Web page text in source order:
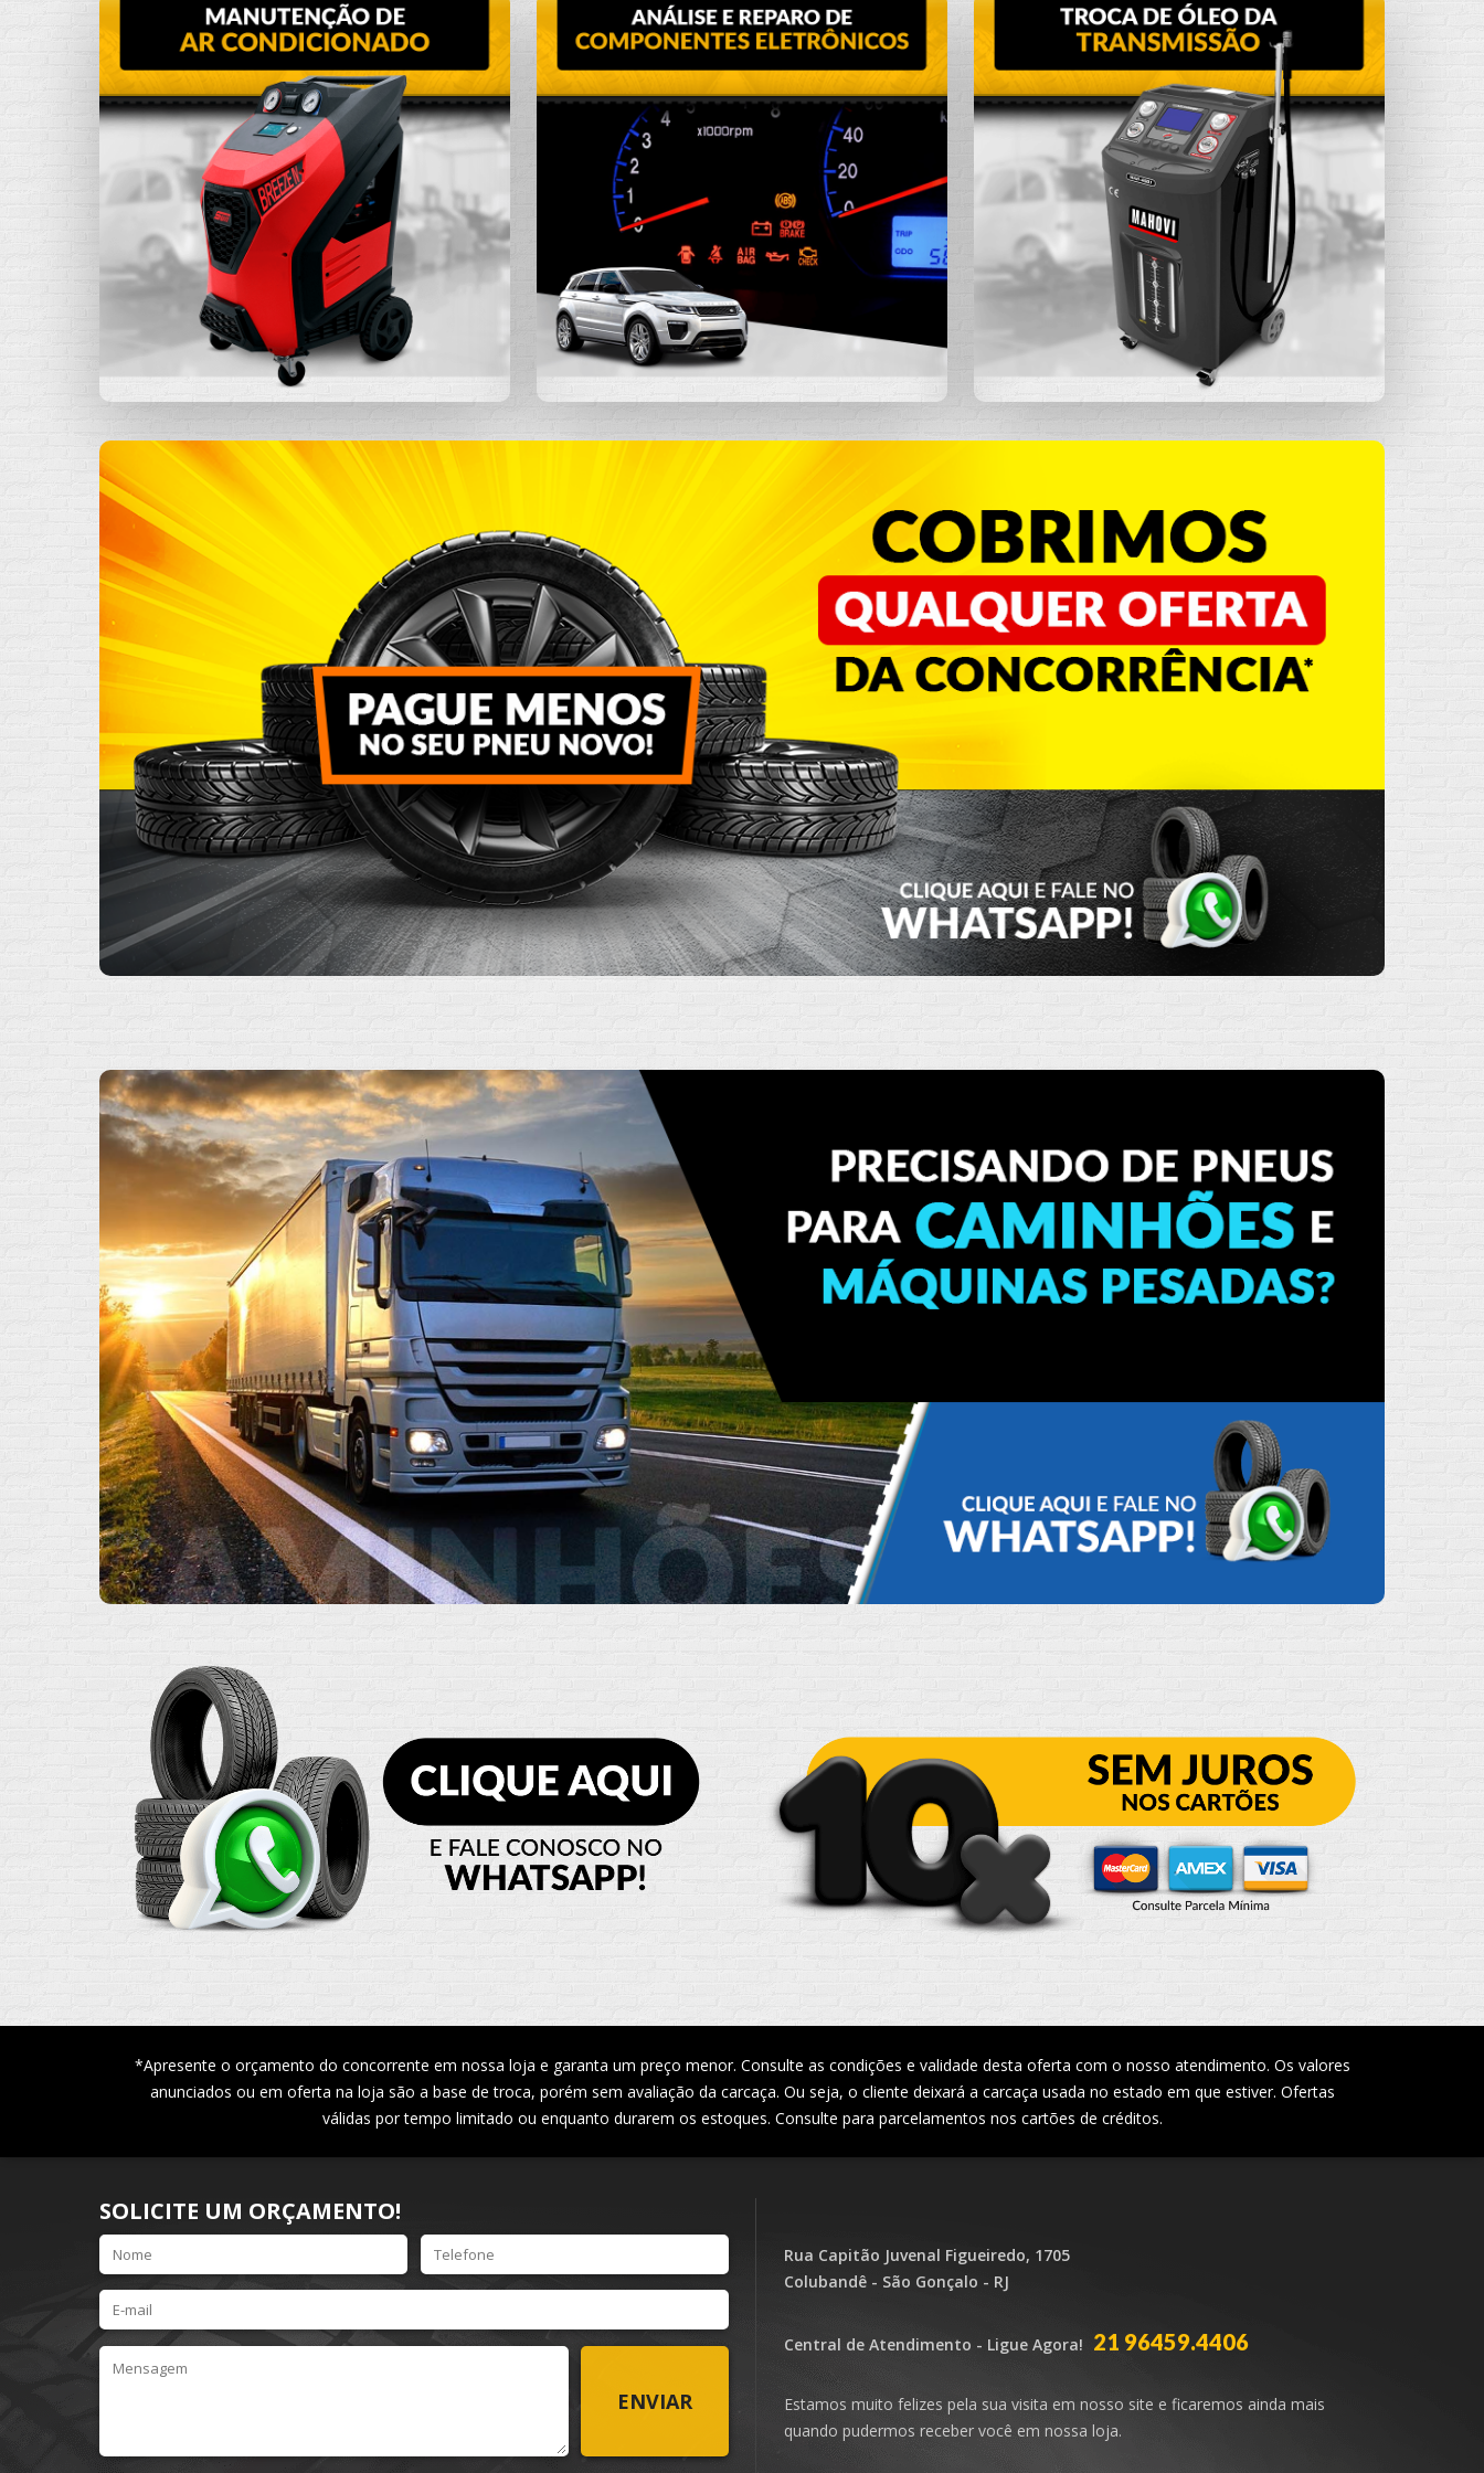
*Apresente o orçamento do concorrente em nossa loja e garanta um preço menor. Consulte as condições e validade desta oferta com o nosso atendimento. Os valores
anunciados ou em oferta na loja são a base de troca, porém sem avaliação da carcaça. Ou seja, o cliente deixará a carcaça usada no estado em que estiver. Ofertas
válidas por tempo limitado ou enquanto durarem os estoques. Consulte para parcelamentos nos cartões de créditos.
SOLICITE UM ORÇAMENTO!
Rua Capitão Juvenal Figueiredo, 1705
Colubandê - São Gonçalo - RJ
Central de Atendimento - Ligue Agora! 21 96459.4406
Estamos muito felizes pela sua visita em nosso site e ficaremos ainda mais
quando pudermos receber você em nossa loja.